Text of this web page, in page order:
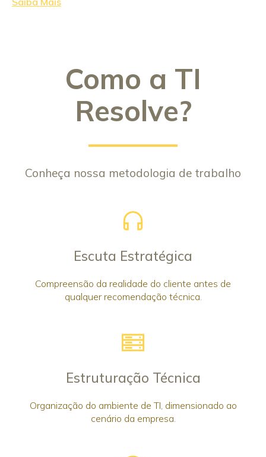
Como a TI
Resolve?
Conheça nossa metodologia de trabalho
Escuta Estratégica
Compreensão da realidade do cliente antes de
qualquer recomendação técnica.
Estruturação Técnica
Organização do ambiente de TI, dimensionado ao
cenário da empresa.